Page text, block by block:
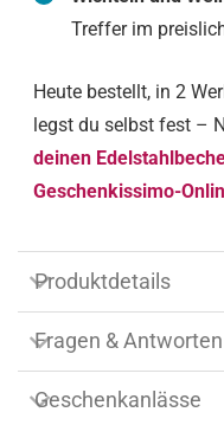
Wichteln und
Heute bestellt, in 2
legst du selbst fest –
deinen
Produktdetails
Fragen & Antworten